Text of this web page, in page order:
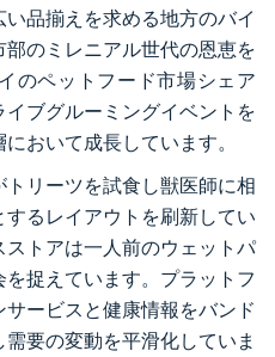
品揃えを求める地方のバイ
のミレニアル世代の恩恵を
のペットフード市場シェア
ブグルーミングイベントを
おいて成長しています。
リーツを試食し獣医師に相
るレイアウトを刷新してい
トアは一人前のウェットパ
捉えています。プラットフ
ービスと健康情報をバンド
要の変動を平滑化していま